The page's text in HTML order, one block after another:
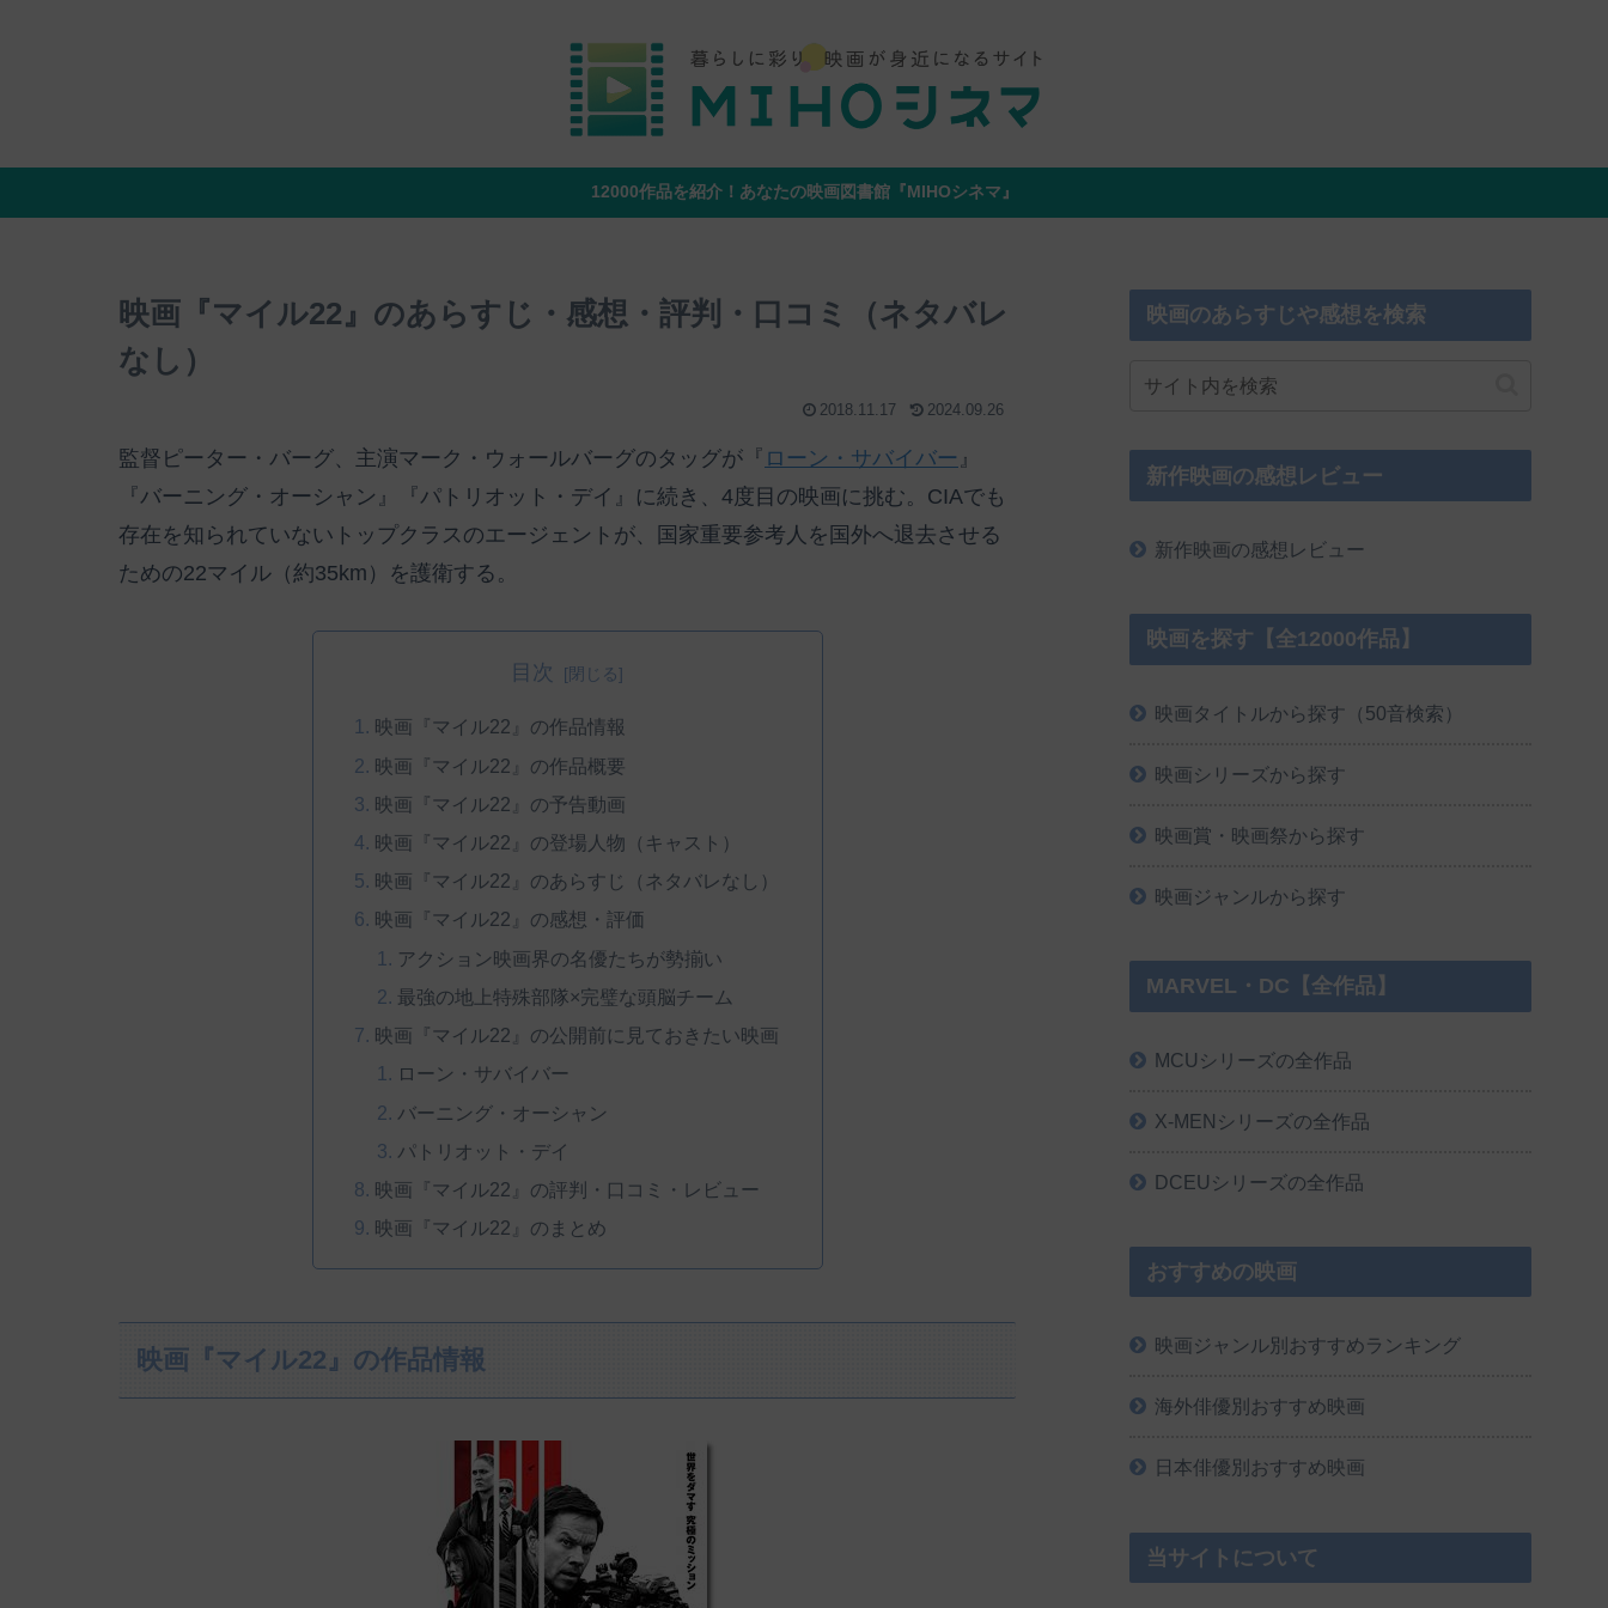
12000作品を紹介！あなたの映画図書館『MIHOシネマ』
映画『マイル22』のあらすじ・感想・評判・口コミ（ネタバレ
なし）
2018.11.17 2024.09.26
監督ピーター・バーグ、主演マーク・ウォールバーグのタッグが『 ローン・サバイバー 』
『バーニング・オーシャン』『パトリオット・デイ』に続き、4度目の映画に挑む。CIAでも
存在を知られていないトップクラスのエージェントが、国家重要参考人を国外へ退去させる
ための22マイル（約35km）を護衛する。
目次
映画『マイル22』の作品情報
映画『マイル22』の作品概要
映画『マイル22』の予告動画
映画『マイル22』の登場人物（キャスト）
映画『マイル22』のあらすじ（ネタバレなし）
映画『マイル22』の感想・評価
アクション映画界の名優たちが勢揃い
最強の地上特殊部隊×完璧な頭脳チーム
映画『マイル22』の公開前に見ておきたい映画
ローン・サバイバー
バーニング・オーシャン
パトリオット・デイ
映画『マイル22』の評判・口コミ・レビュー
映画『マイル22』のまとめ
映画『マイル22』の作品情報
映画のあらすじや感想を検索
新作映画の感想レビュー
新作映画の感想レビュー
映画を探す【全12000作品】
映画タイトルから探す（50音検索）
映画シリーズから探す
映画賞・映画祭から探す
映画ジャンルから探す
MARVEL・DC【全作品】
MCUシリーズの全作品
X-MENシリーズの全作品
DCEUシリーズの全作品
おすすめの映画
映画ジャンル別おすすめランキング
海外俳優別おすすめ映画
日本俳優別おすすめ映画
当サイトについて